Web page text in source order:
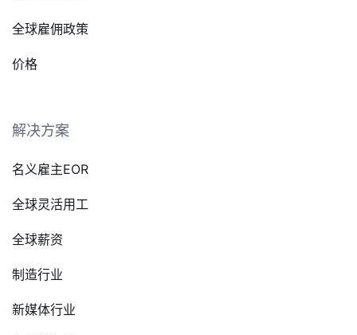
全球雇佣政策
价格
解决方案
名义雇主EOR
全球灵活用工
全球薪资
制造行业
新媒体行业